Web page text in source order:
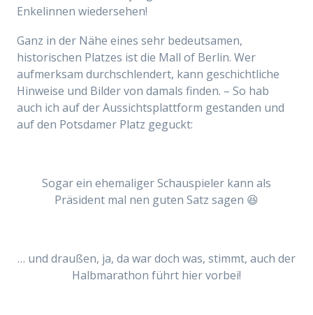
Enkelinnen wiedersehen!
Ganz in der Nähe eines sehr bedeutsamen,
historischen Platzes ist die Mall of Berlin. Wer
aufmerksam durchschlendert, kann geschichtliche
Hinweise und Bilder von damals finden. – So hab
auch ich auf der Aussichtsplattform gestanden und
auf den Potsdamer Platz geguckt:
Sogar ein ehemaliger Schauspieler kann als
Präsident mal nen guten Satz sagen 😆
… und draußen, ja, da war doch was, stimmt, auch der
Halbmarathon führt hier vorbei!